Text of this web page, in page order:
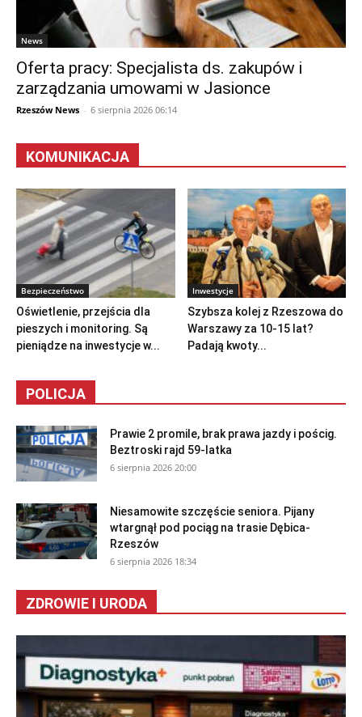
News
Oferta pracy: Specjalista ds. zakupów i
zarządzania umowami w Jasionce
Rzeszów News - 6 sierpnia 2026 06:14
KOMUNIKACJA
Bezpieczeństwo
Oświetlenie, przejścia dla
pieszych i monitoring. Są
pieniądze na inwestycje w...
Inwestycje
Szybsza kolej z Rzeszowa do
Warszawy za 10-15 lat?
Padają kwoty...
POLICJA
Prawie 2 promile, brak prawa jazdy i pościg.
Beztroski rajd 59-latka
6 sierpnia 2026 20:00
Niesamowite szczęście seniora. Pijany
wtargnął pod pociąg na trasie Dębica-
Rzeszów
6 sierpnia 2026 18:34
ZDROWIE I URODA